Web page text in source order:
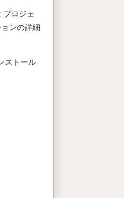
ロジェ
ンの詳細
ストール